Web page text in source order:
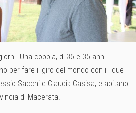
Una coppia, di 36 e 35 anni
per fare il giro del mondo con i i due
Sacchi e Claudia Casisa, e abitano
di Macerata.